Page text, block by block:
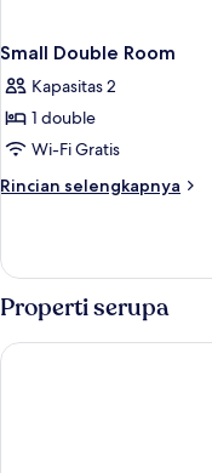
Small Double Room
Kapasitas 2
1 double
Wi-Fi Gratis
Rincian selengkapnya
Rincian
Small
Double
Room
Properti serupa
Kings Cross Inn Hotel